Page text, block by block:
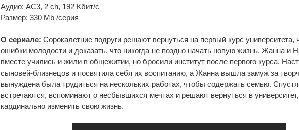
Аудио: AC3, 2 ch, 192 Кбит/с
Размер: 330 Mb /серия
О сериале: Сорокалетние подруги решают вернуться на первый курс университета,
ошибки молодости и доказать, что никогда не поздно начать новую жизнь. Жанна и
вместе учились и жили в общежитии, но бросили институт после первого курса.
сыновей-близнецов и посвятила себя их воспитанию, а Жанна вышла замуж за
вынуждена была трудиться на нескольких работах, чтобы содержать семью. Спустя
встречаются, вспоминают о несбывшихся мечтах и решают вернуться в
кардинально изменить свою жизнь.